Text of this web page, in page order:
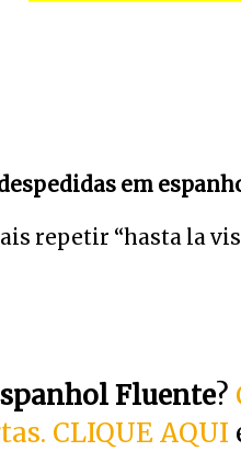
em
repetir “hasta la
Fluente?
CLIQUE AQUI